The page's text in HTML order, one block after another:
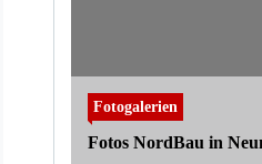
Fotogalerien
Fotos NordBau in